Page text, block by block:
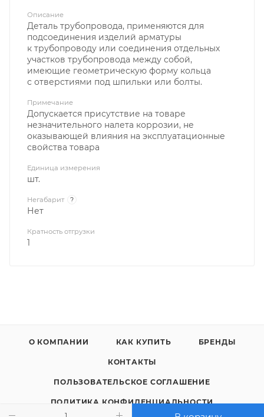
Описание
Деталь трубопровода, применяются для
подсоединения изделий арматуры
к трубопроводу или соединения отдельных
участков трубопровода между собой,
имеющие геометрическую форму кольца
с отверстиями под шпильки или болты.
Примечание
Допускается присутствие на товаре
незначительного налета коррозии, не
оказывающей влияния на эксплуатационные
свойства товара
Единица измерения
шт.
Негабарит ?
Нет
Кратность отгрузки
1
О КОМПАНИИ КАК КУПИТЬ БРЕНДЫ
КОНТАКТЫ
ПОЛЬЗОВАТЕЛЬСКОЕ СОГЛАШЕНИЕ
ПОЛИТИКА КОНФИДЕНЦИАЛЬНОСТИ